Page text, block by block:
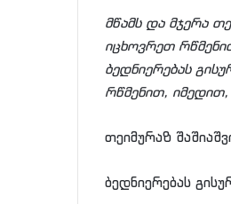
მწამს და მჯერა
იცხოვრეთ
ბედნიერებას
რწმენით, იმედით,
თეიმურაზ
ბედნიერებას